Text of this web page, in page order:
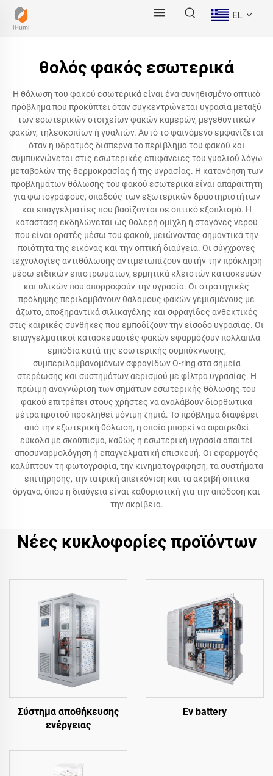
EL
θολός φακός εσωτερικά
Η θόλωση του φακού εσωτερικά είναι ένα συνηθισμένο οπτικό
πρόβλημα που προκύπτει όταν συγκεντρώνεται υγρασία μεταξύ
των εσωτερικών στοιχείων φακών καμερών, μεγεθυντικών
φακών, τηλεσκοπίων ή γυαλιών. Αυτό το φαινόμενο εμφανίζεται
όταν η υδρατμός διαπερνά το περίβλημα του φακού και
συμπυκνώνεται στις εσωτερικές επιφάνειες του γυαλιού λόγω
μεταβολών της θερμοκρασίας ή της υγρασίας. Η κατανόηση των
προβλημάτων θόλωσης του φακού εσωτερικά είναι απαραίτητη
για φωτογράφους, οπαδούς των εξωτερικών δραστηριοτήτων
και επαγγελματίες που βασίζονται σε οπτικό εξοπλισμό. Η
κατάσταση εκδηλώνεται ως θολερή ομίχλη ή σταγόνες νερού
που είναι ορατές μέσω του φακού, μειώνοντας σημαντικά την
ποιότητα της εικόνας και την οπτική διαύγεια. Οι σύγχρονες
τεχνολογίες αντιθόλωσης αντιμετωπίζουν αυτήν την πρόκληση
μέσω ειδικών επιστρωμάτων, ερμητικά κλειστών κατασκευών
και υλικών που απορροφούν την υγρασία. Οι στρατηγικές
πρόληψης περιλαμβάνουν θάλαμους φακών γεμισμένους με
άζωτο, αποξηραντικά σιλικαγέλης και σφραγίδες ανθεκτικές
στις καιρικές συνθήκες που εμποδίζουν την είσοδο υγρασίας. Οι
επαγγελματικοί κατασκευαστές φακών εφαρμόζουν πολλαπλά
εμπόδια κατά της εσωτερικής συμπύκνωσης,
συμπεριλαμβανομένων σφραγίδων O-ring στα σημεία
στερέωσης και συστημάτων αερισμού με φίλτρα υγρασίας. Η
πρώιμη αναγνώριση των σημάτων εσωτερικής θόλωσης του
φακού επιτρέπει στους χρήστες να αναλάβουν διορθωτικά
μέτρα προτού προκληθεί μόνιμη ζημιά. Το πρόβλημα διαφέρει
από την εξωτερική θόλωση, η οποία μπορεί να αφαιρεθεί
εύκολα με σκούπισμα, καθώς η εσωτερική υγρασία απαιτεί
αποσυναρμολόγηση ή επαγγελματική επισκευή. Οι εφαρμογές
καλύπτουν τη φωτογραφία, την κινηματογράφηση, τα συστήματα
επιτήρησης, την ιατρική απεικόνιση και τα ακριβή οπτικά
όργανα, όπου η διαύγεια είναι καθοριστική για την απόδοση και
την ακρίβεια.
Νέες κυκλοφορίες προϊόντων
Σύστημα αποθήκευσης
ενέργειας
Ev battery